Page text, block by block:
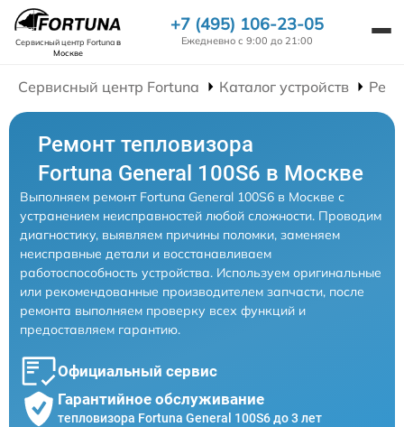
Сервисный центр Fortunaв
Москве
+7 (495) 106-23-05
Ежедневно с 9:00 до 21:00
Сервисный центр Fortuna Каталог устройств
Ремонт тепловизора
Fortuna General 100S6 в Москве
Выполняем ремонт Fortuna General 100S6 в Москве с
устранением неисправностей любой сложности. Проводим
диагностику, выявляем причины поломки, заменяем
неисправные детали и восстанавливаем
работоспособность устройства. Используем оригинальные
или рекомендованные производителем запчасти, после
ремонта выполняем проверку всех функций и
предоставляем гарантию.
Официальный сервис
Гарантийное обслуживание
тепловизора Fortuna General 100S6 до 3 лет